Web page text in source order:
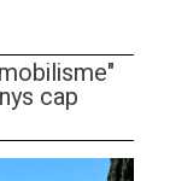
cap